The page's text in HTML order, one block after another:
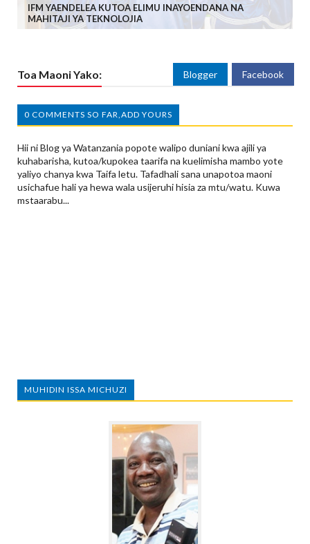
IFM YAENDELEA KUTOA ELIMU INAYOENDANA NA
MAHITAJI YA TEKNOLOJIA
Toa Maoni Yako: Blogger Facebook
0 COMMENTS SO FAR,ADD YOURS
Hii ni Blog ya Watanzania popote walipo duniani kwa ajili ya
kuhabarisha, kutoa/kupokea taarifa na kuelimisha mambo yote
yaliyo chanya kwa Taifa letu. Tafadhali sana unapotoa maoni
usichafue hali ya hewa wala usijeruhi hisia za mtu/watu. Kuwa
mstaarabu...
MUHIDIN ISSA MICHUZI